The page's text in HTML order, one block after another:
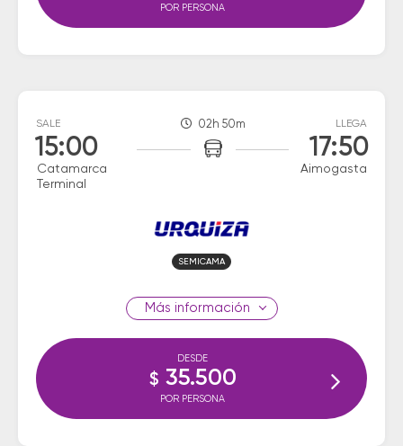
POR PERSONA
SALE
15:00
Catamarca
Terminal
02h 50m LLEGA
17:50
Aimogasta
SEMICAMA
información
DESDE
$ 35.500
POR PERSONA